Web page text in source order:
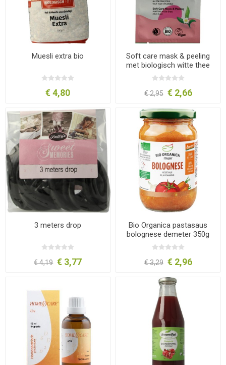
Muesli extra bio
€ 4,80
Soft care mask & peeling
met biologisch witte thee
€ 2,95 € 2,66
3 meters drop
€ 4,19 € 3,77
Bio Organica pastasaus
bolognese demeter 350g
€ 3,29 € 2,96